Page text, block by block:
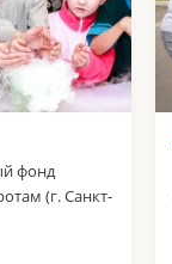
фонд
(г. Санкт-